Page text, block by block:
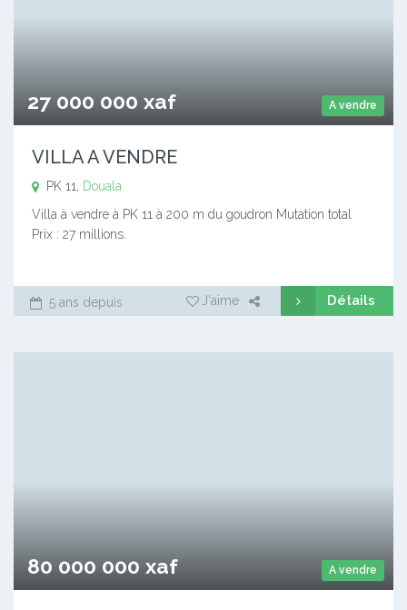
A vendre
27 000 000 xaf
VILLA A VENDRE
PK 11,
Douala
Villa à vendre à PK 11 à 200 m du goudron Mutation total
Prix : 27 millions.
5 ans depuis J'aime Détails
A vendre
80 000 000 xaf